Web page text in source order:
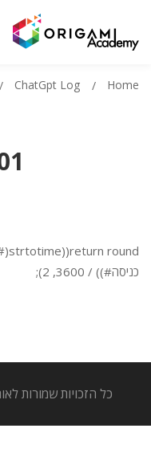
Home
ChatGpt Log
כניסה#)) / 3600, 2);
כל הזכויות שמורות